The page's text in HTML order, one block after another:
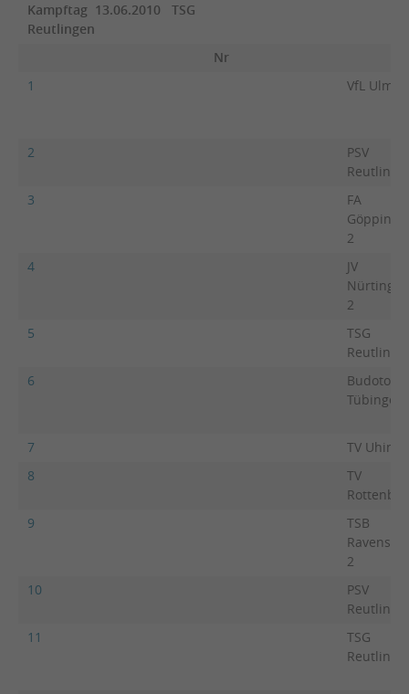
Kampftag 13.06.2010 TSG
Reutlingen
Nr
1
VfL Ulm
2
PSV
3
FA
2
4
JV
Nürtingen
2
5
TSG
6
Budotomo
Tübingen
7
TV
8
TV
9
TSB
2
10
PSV
11
TSG